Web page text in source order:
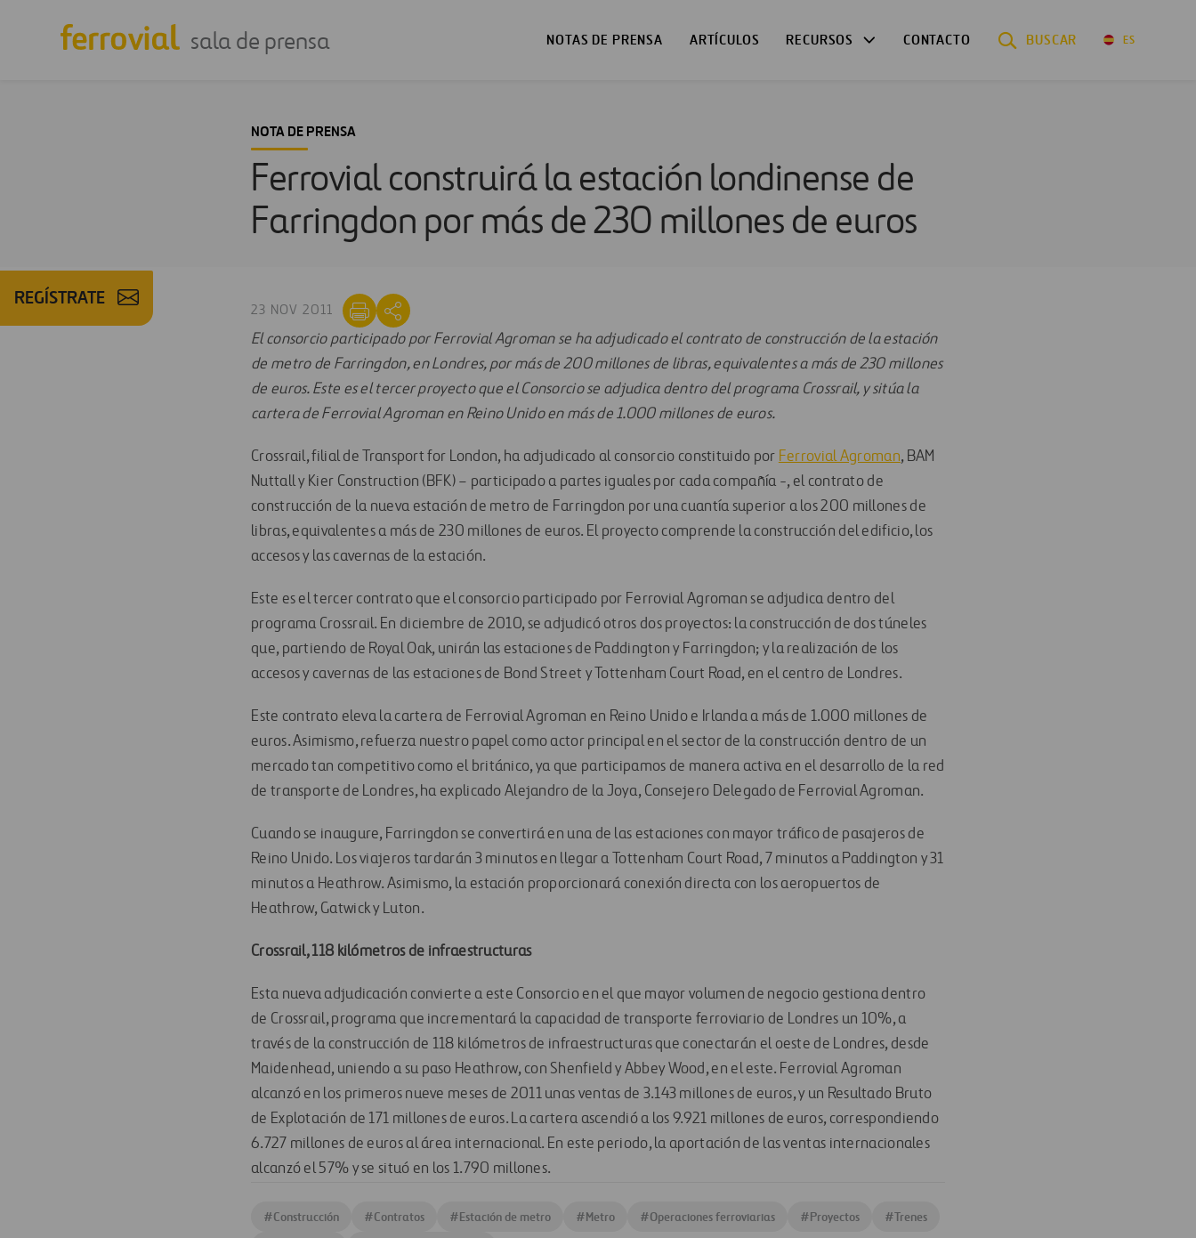
sala de prensa NOTAS DE PRENSA ARTÍCULOS RECURSOS CONTACTO BUSCAR ES
REGÍSTRATE
NOTA DE PRENSA
Ferrovial construirá la estación londinense de
Farringdon por más de 230 millones de euros
23 NOV 2011
El consorcio participado por Ferrovial Agroman se ha adjudicado el contrato de construcción de la estación
de metro de Farringdon, en Londres, por más de 200 millones de libras, equivalentes a más de 230 millones
de euros. Este es el tercer proyecto que el Consorcio se adjudica dentro del programa Crossrail, y sitúa la
cartera de Ferrovial Agroman en Reino Unido en más de 1.000 millones de euros.
Crossrail, filial de Transport for London, ha adjudicado al consorcio constituido por Ferrovial Agroman, BAM
Nuttall y Kier Construction (BFK) – participado a partes iguales por cada compañía -, el contrato de
construcción de la nueva estación de metro de Farringdon por una cuantía superior a los 200 millones de
libras, equivalentes a más de 230 millones de euros. El proyecto comprende la construcción del edificio, los
accesos y las cavernas de la estación.
Este es el tercer contrato que el consorcio participado por Ferrovial Agroman se adjudica dentro del
programa Crossrail. En diciembre de 2010, se adjudicó otros dos proyectos: la construcción de dos túneles
que, partiendo de Royal Oak, unirán las estaciones de Paddington y Farringdon; y la realización de los
accesos y cavernas de las estaciones de Bond Street y Tottenham Court Road, en el centro de Londres.
Este contrato eleva la cartera de Ferrovial Agroman en Reino Unido e Irlanda a más de 1.000 millones de
euros. Asimismo, refuerza nuestro papel como actor principal en el sector de la construcción dentro de un
mercado tan competitivo como el británico, ya que participamos de manera activa en el desarrollo de la red
de transporte de Londres, ha explicado Alejandro de la Joya, Consejero Delegado de Ferrovial Agroman.
Cuando se inaugure, Farringdon se convertirá en una de las estaciones con mayor tráfico de pasajeros de
Reino Unido. Los viajeros tardarán 3 minutos en llegar a Tottenham Court Road, 7 minutos a Paddington y 31
minutos a Heathrow. Asimismo, la estación proporcionará conexión directa con los aeropuertos de
Heathrow, Gatwick y Luton.
Crossrail, 118 kilómetros de infraestructuras
Esta nueva adjudicación convierte a este Consorcio en el que mayor volumen de negocio gestiona dentro
de Crossrail, programa que incrementará la capacidad de transporte ferroviario de Londres un 10%, a
través de la construcción de 118 kilómetros de infraestructuras que conectarán el oeste de Londres, desde
Maidenhead, uniendo a su paso Heathrow, con Shenfield y Abbey Wood, en el este. Ferrovial Agroman
alcanzó en los primeros nueve meses de 2011 unas ventas de 3.143 millones de euros, y un Resultado Bruto
de Explotación de 171 millones de euros. La cartera ascendió a los 9.921 millones de euros, correspondiendo
6.727 millones de euros al área internacional. En este periodo, la aportación de las ventas internacionales
alcanzó el 57% y se situó en los 1.790 millones.
#Construcción #Contratos #Estación de metro #Metro #Operaciones ferroviarias #Proyectos #Trenes